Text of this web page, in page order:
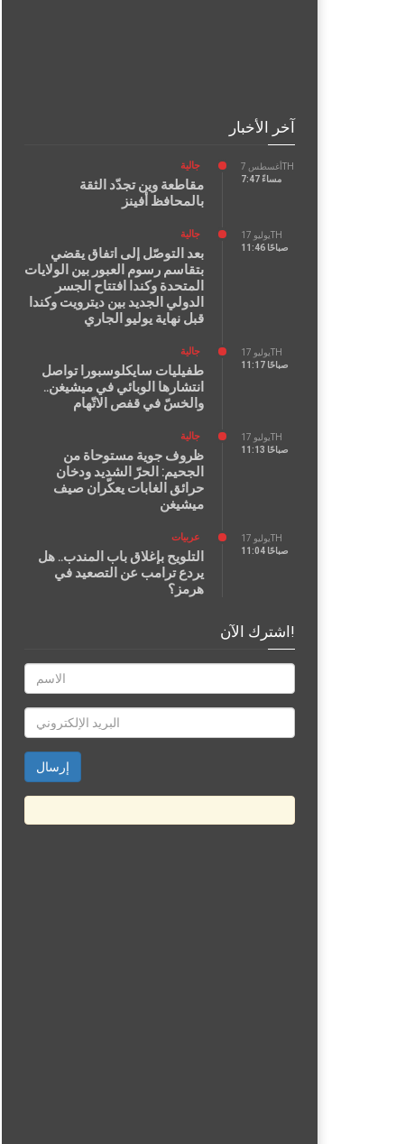
آخر الأخبار
أغسطس 7TH
7:47 مساءً
جالية
مقاطعة وين تجدّد الثقة
بالمحافظ أفينز
يوليو 17TH
11:46 صباحًا
جالية
بعد التوصّل إلى اتفاق يقضي
بتقاسم رسوم العبور بين الولايات
المتحدة وكندا افتتاح الجسر
الدولي الجديد بين ديترويت وكندا
قبل نهاية يوليو الجاري
يوليو 17TH
11:17 صباحًا
جالية
طفيليات سايكلوسبورا تواصل
انتشارها الوبائي في ميشيغن..
والخسّ في قفص الاتّهام
يوليو 17TH
11:13 صباحًا
جالية
ظروف جوية مستوحاة من
الجحيم: الحرّ الشديد ودخان
حرائق الغابات يعكّران صيف
ميشيغن
يوليو 17TH
11:04 صباحًا
عربيات
التلويح بإغلاق باب المندب.. هل
يردع ترامب عن التصعيد في
هرمز؟
اشترك الآن!